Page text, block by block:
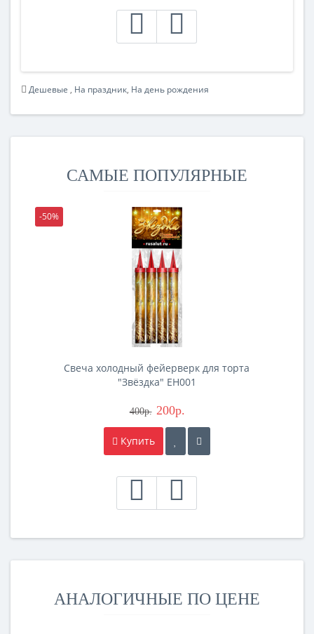
Дешевые , На праздник, На день рождения
САМЫЕ ПОПУЛЯРНЫЕ
-50%
Свеча холодный фейерверк для торта
"Звёздка" EH001
400р. 200р.
Купить
АНАЛОГИЧНЫЕ ПО ЦЕНЕ